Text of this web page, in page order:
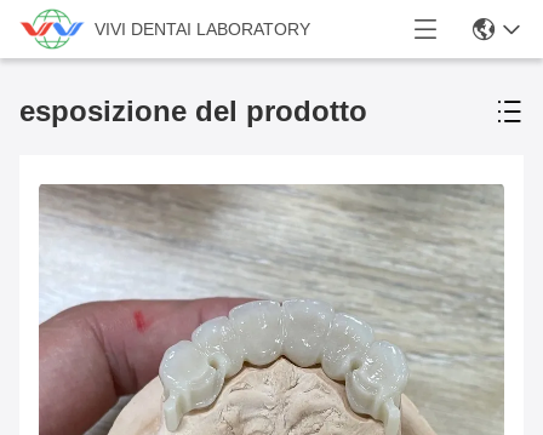
VIVI DENTAI LABORATORY
esposizione del prodotto